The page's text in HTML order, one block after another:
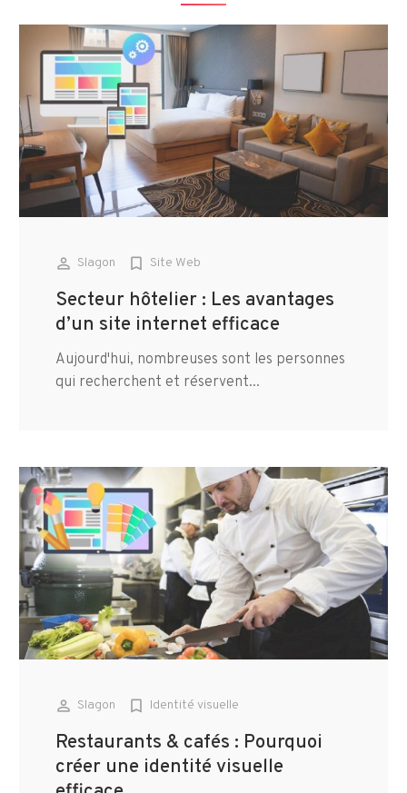
person_outline Slagon bookmark_border Site Web
Secteur hôtelier : Les avantages
d’un site internet efficace
Aujourd'hui, nombreuses sont les personnes
qui recherchent et réservent...
person_outline Slagon bookmark_border Identité visuelle
Restaurants & cafés : Pourquoi
créer une identité visuelle